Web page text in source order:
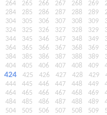
264 265 266 267 268 269
284 285 286 287 288 289
304 305 306 307 308 309
324 325 326 327 328 329
344 345 346 347 348 349
364 365 366 367 368 369
384 385 386 387 388 389
404 405 406 407 408 409
424 425 426 427 428 429
444 445 446 447 448 449
464 465 466 467 468 469
484 485 486 487 488 489
504 505 506 507 508 509